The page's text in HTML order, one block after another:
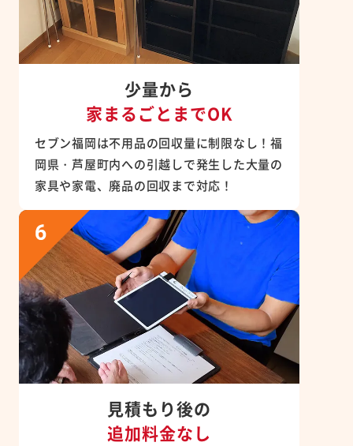
少量から
家まるごとまでOK
セブン福岡は不用品の回収量に制限なし！福
岡県・芦屋町内への引越しで発生した大量の
家具や家電、廃品の回収まで対応！
見積もり後の
追加料金なし